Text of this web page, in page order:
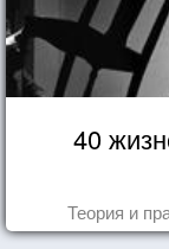
40
Теория и